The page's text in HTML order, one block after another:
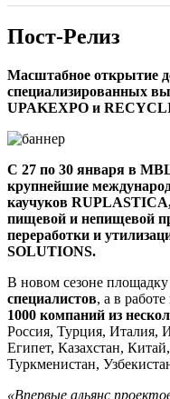
Пост-Релиз
Масштабное открытие
специализированных
UPAKEXPO и
С 27 по 30 января в
крупнейшие
каучуков
пищевой и непищевой
переработки и
SOLUTIONS.
В новом сезоне площадку
специалистов, а в
1000 компаний из
Россия, Турция, Италия,
Египет, Казахстан,
Туркменистан,
«Впервые альянс